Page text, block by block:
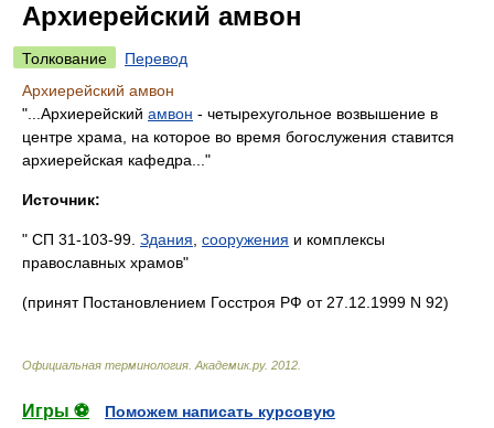
Архиерейский амвон
Толкование
Перевод
Архиерейский амвон
"...Архиерейский амвон - четырехугольное возвышение в
центре храма, на которое во время богослужения ставится
архиерейская кафедра..."
Источник:
" СП 31-103-99. Здания сооружения и комплексы
православных храмов"
(принят Постановлением Госстроя РФ от 27.12.1999 N 92)
Официальная терминология Академик.ру. 2012
Игры ⚽
Поможем написать курсовую